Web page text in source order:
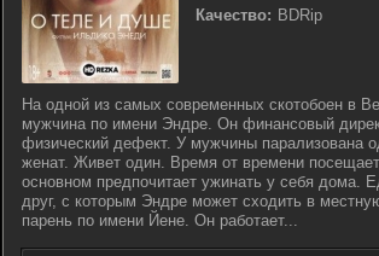
Качество: BDRip
На одной из самых современных скотобоен в
мужчина по имени Эндре. Он финансовый
физический дефект. У мужчины парализована
женат. Живет один. Время от времени
основном предпочитает ужинать у себя дома.
друг, с которым Эндре может сходить в
парень по имени Йене. Он работает...